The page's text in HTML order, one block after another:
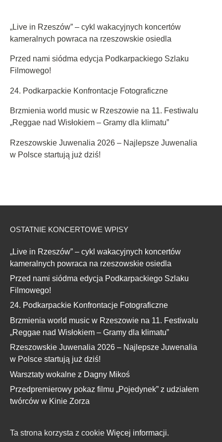
„Live in Rzeszów” – cykl wakacyjnych koncertów
kameralnych powraca na rzeszowskie osiedla
Przed nami siódma edycja Podkarpackiego Szlaku
Filmowego!
24. Podkarpackie Konfrontacje Fotograficzne
Brzmienia world music w Rzeszowie na 11. Festiwalu
„Reggae nad Wisłokiem – Gramy dla klimatu”
Rzeszowskie Juwenalia 2026 – Najlepsze Juwenalia
w Polsce startują już dziś!
OSTATNIE KONCERTOWE WPISY
„Live in Rzeszów” – cykl wakacyjnych koncertów
kameralnych powraca na rzeszowskie osiedla
Przed nami siódma edycja Podkarpackiego Szlaku
Filmowego!
24. Podkarpackie Konfrontacje Fotograficzne
Brzmienia world music w Rzeszowie na 11. Festiwalu
„Reggae nad Wisłokiem – Gramy dla klimatu”
Rzeszowskie Juwenalia 2026 – Najlepsze Juwenalia
w Polsce startują już dziś!
Warsztaty wokalne z Dagny Mikoś
Przedpremierowy pokaz filmu „Pojedynek” z udziałem
twórców w Kinie Zorza
Ta strona korzysta z cookie Więcej informacji.